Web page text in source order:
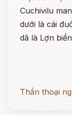
Cuchivilu
dưới là cái
dã là Lợn
Thần thoại